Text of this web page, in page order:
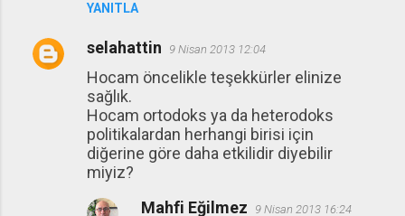
YANITLA
selahattin 9 Nisan 2013 12:04
Hocam öncelikle teşekkürler elinize
sağlık.
Hocam ortodoks ya da heterodoks
politikalardan herhangi birisi için
diğerine göre daha etkilidir diyebilir
miyiz?
Mahfi Eğilmez 9 Nisan 2013 16:24